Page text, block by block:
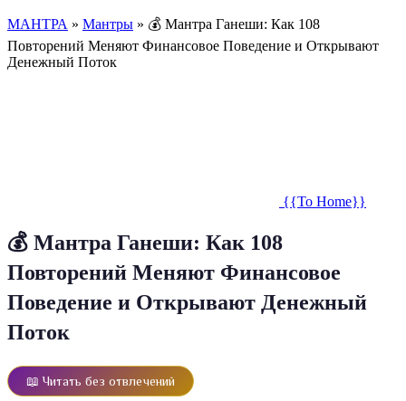
МАНТРА » Мантры » 💰 Мантра Ганеши: Как 108
Повторений Меняют Финансовое Поведение и Открывают
Денежный Поток
{{To Home}}
💰 Мантра Ганеши: Как 108
Повторений Меняют Финансовое
Поведение и Открывают Денежный
Поток
📖 Читать без отвлечений